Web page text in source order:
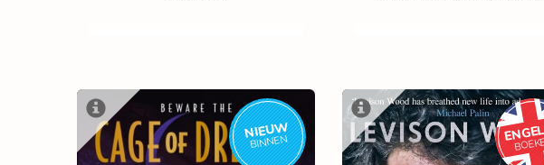
NIEUW
BINNEN